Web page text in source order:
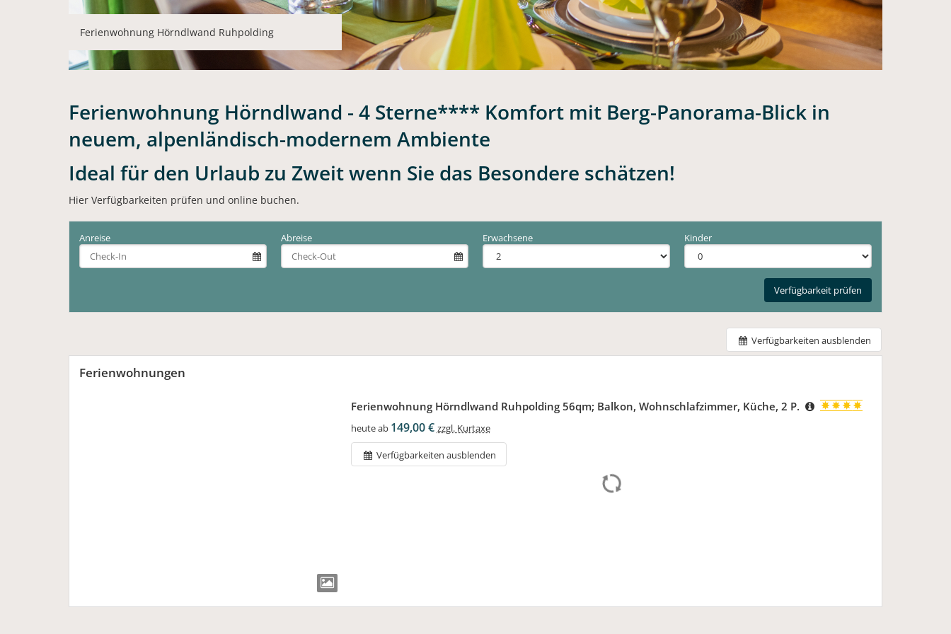
Ferienwohnung Hörndlwand Ruhpolding
Ferienwohnung Hörndlwand - 4 Sterne**** Komfort mit Berg-Panorama-Blick in
neuem, alpenländisch-modernem Ambiente
Ideal für den Urlaub zu Zweit wenn Sie das Besondere schätzen!
Hier Verfügbarkeiten prüfen und online buchen.
Anreise Abreise Erwachsene Kinder
Verfügbarkeit prüfen
Verfügbarkeiten ausblenden
Ferienwohnungen
Ferienwohnung Hörndlwand Ruhpolding 56qm; Balkon, Wohnschlafzimmer, Küche, 2 P.
heute ab 149,00 € zzgl. Kurtaxe
Verfügbarkeiten ausblenden